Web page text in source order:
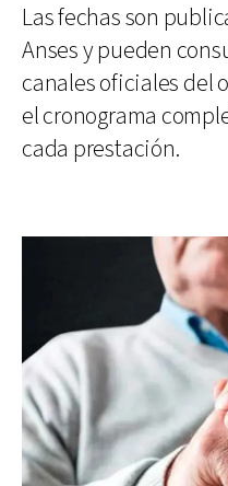
Las fechas son
Anses y pueden
canales oficiales del
el cronograma
cada prestación.